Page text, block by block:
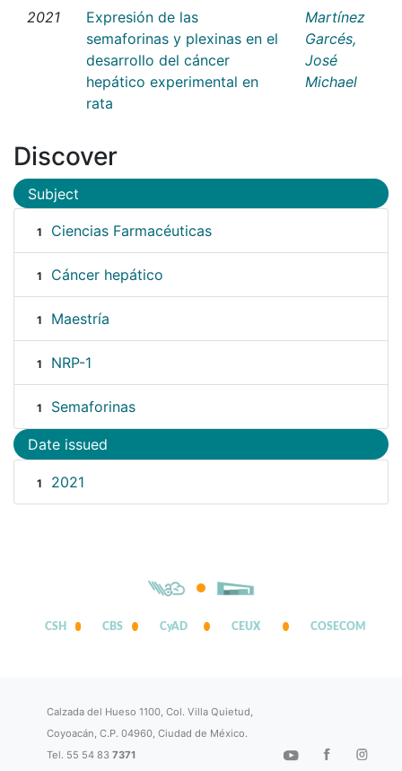
2021
Expresión de las
semaforinas y plexinas en el
desarrollo del cáncer
hepático experimental en
rata
Martínez
Garcés,
José
Michael
Discover
Subject
1 Ciencias Farmacéuticas
1 Cáncer hepático
1 Maestría
1 NRP-1
1 Semaforinas
Date issued
1 2021
CSH CBS CyAD CEUX COSECOM
Calzada del Hueso 1100, Col. Villa Quietud,
Coyoacán, C.P. 04960, Ciudad de México.
Tel. 55 54 837371